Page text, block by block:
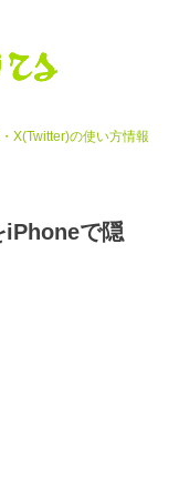
X(Twitter)の使い方情報
iPhoneで隠